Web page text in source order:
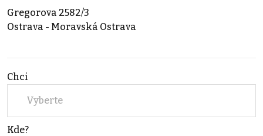
Gregorova 2582/3
Ostrava - Moravská Ostrava
Chci
Vyberte
Kde?